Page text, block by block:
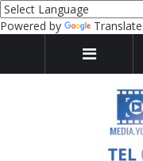
Powered by Translate